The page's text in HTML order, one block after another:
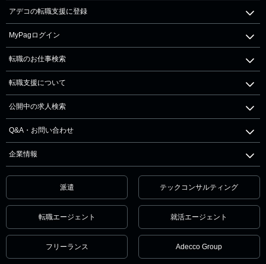
アデコの転職支援に登録
MyPagログイン
転職のお仕事検索
転職支援について
公開中の求人検索
Q&A・お問い合わせ
企業情報
派遣 テックコンサルティング
転職エージェント 就活エージェント
フリーランス Adecco Group